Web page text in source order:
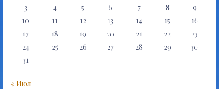
3
4 5 6 7 8
9
10
11 12 13 14 15
16
17
18 19 20 21 22
23
24
25 26 27 28 29
30
31
« Июл